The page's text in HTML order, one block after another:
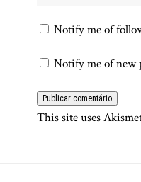
Notify me of
Notify me of new
This site uses